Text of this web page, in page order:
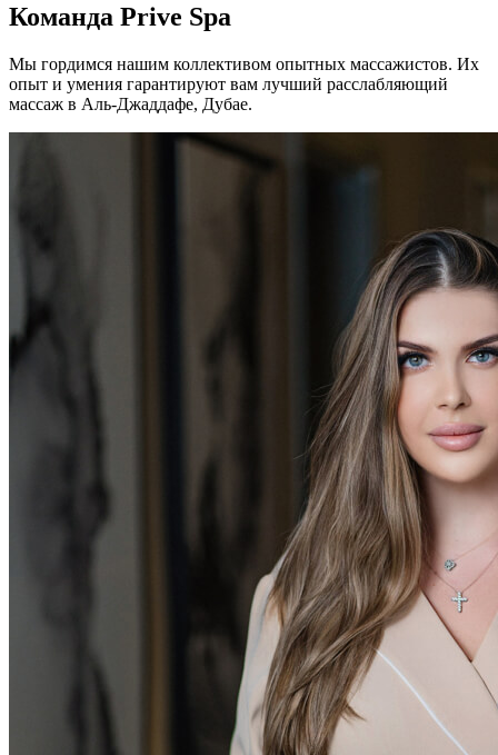
Команда Prive Spa
Мы гордимся нашим коллективом опытных массажистов. Их
опыт и умения гарантируют вам лучший расслабляющий
массаж в Аль-Джаддафе, Дубае.